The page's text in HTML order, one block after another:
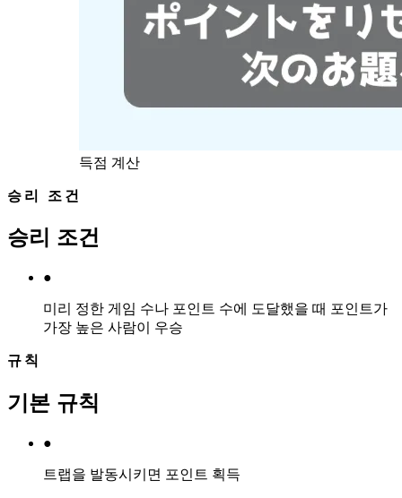
득점 계산
승리 조건
승리 조건
●
미리 정한 게임 수나 포인트 수에 도달했을 때 포인트가
가장 높은 사람이 우승
규칙
기본 규칙
●
트랩을 발동시키면 포인트 획득